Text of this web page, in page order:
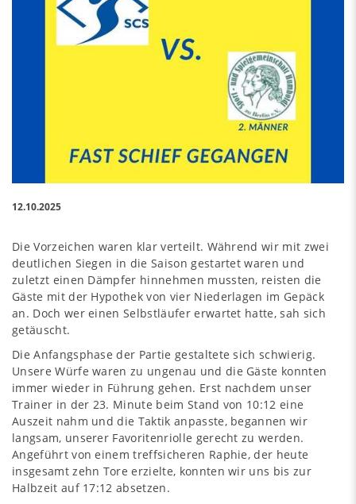
12.10.2025
Die Vorzeichen waren klar verteilt. Während wir mit zwei
deutlichen Siegen in die Saison gestartet waren und
zuletzt einen Dämpfer hinnehmen mussten, reisten die
Gäste mit der Hypothek von vier Niederlagen im Gepäck
an. Doch wer einen Selbstläufer erwartet hatte, sah sich
getäuscht.
Die Anfangsphase der Partie gestaltete sich schwierig.
Unsere Würfe waren zu ungenau und die Gäste konnten
immer wieder in Führung gehen. Erst nachdem unser
Trainer in der 23. Minute beim Stand von 10:12 eine
Auszeit nahm und die Taktik anpasste, begannen wir
langsam, unserer Favoritenriolle gerecht zu werden.
Angeführt von einem treffsicheren Raphie, der heute
insgesamt zehn Tore erzielte, konnten wir uns bis zur
Halbzeit auf 17:12 absetzen.